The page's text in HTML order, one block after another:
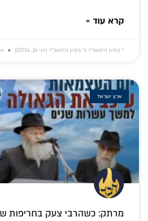
קרא עוד »
י׳ בסיון ה׳תשפ״ד (י׳ בסיון ה׳תשפ״ד (יוני 16, 2024))
ארץ ישראל
מרתק: כשהרבי צעק בחריפות